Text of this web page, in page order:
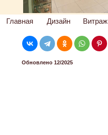
Главная Дизайн Витраж
Обновлено 12/2025